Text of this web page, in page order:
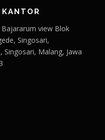
view Blok
Singosari,
Singosari, Malang, Jawa